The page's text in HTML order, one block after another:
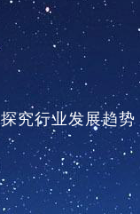
探究行业发展趋